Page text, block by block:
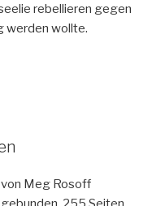
rebellieren gegen
werden wollte.
von Meg Rosoff